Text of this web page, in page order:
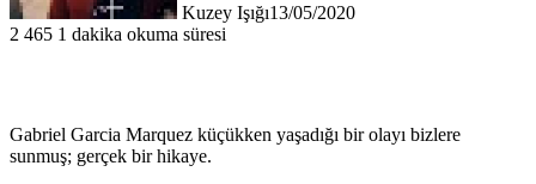
Kuzey Işığı13/05/2020
2 465 1 dakika okuma süresi
Gabriel Garcia Marquez küçükken yaşadığı bir olayı bizlere
sunmuş; gerçek bir hikaye.